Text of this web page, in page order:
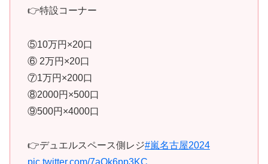
👉特設コーナー
⑤10万円×20口
⑥ 2万円×20口
⑦1万円×200口
⑧2000円×500口
⑨500円×4000口
👉デュエルスペース側レジ#嵐名古屋2024
pic.twitter.com/7aOk6pp3KC